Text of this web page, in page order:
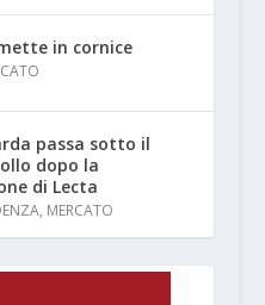
in cornice
passa sotto il
dopo la
di Lecta
, MERCATO